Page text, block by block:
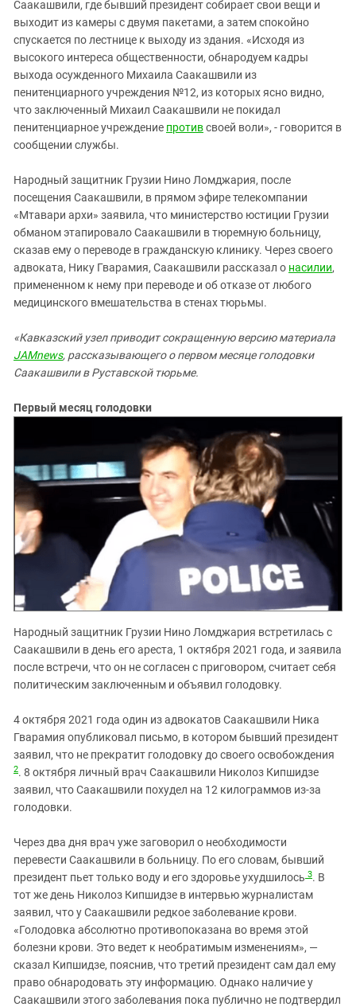
Саакашвили, где бывший президент собирает свои вещи и
выходит из камеры с двумя пакетами, а затем спокойно
спускается по лестнице к выходу из здания. «Исходя из
высокого интереса общественности, обнародуем кадры
выхода осужденного Михаила Саакашвили из
пенитенциарного учреждения №12, из которых ясно видно,
что заключенный Михаил Саакашвили не покидал
пенитенциарное учреждение противсвоей воли», - говорится в
сообщении службы.
Народный защитник Грузии Нино Ломджария, после
посещения Саакашвили, в прямом эфире телекомпании
«Мтавари архи» заявила, что министерство юстиции Грузии
обманом этапировало Саакашвили в тюремную больницу,
сказав ему о переводе в гражданскую клинику. Через своего
адвоката, Нику Гварамия, Саакашвили рассказал о насилии,
примененном к нему при переводе и об отказе от любого
медицинского вмешательства в стенах тюрьмы.
«Кавказский узел приводит сокращенную версию материала
JAMnews, рассказывающего о первом месяце голодовки
Саакашвили в Руставской тюрьме.
Первый месяц голодовки
Народный защитник Грузии Нино Ломджария встретилась с
Саакашвили в день его ареста, 1 октября 2021 года, и заявила
после встречи, что он не согласен с приговором, считает себя
политическим заключенным и объявил голодовку.
4 октября 2021 года один из адвокатов Саакашвили Ника
Гварамия опубликовал письмо, в котором бывший президент
заявил, что не прекратит голодовку до своего освобождения
2. 8 октября личный врач Саакашвили Николоз Кипшидзе
заявил, что Саакашвили похудел на 12 килограммов из-за
голодовки.
Через два дня врач уже заговорил о необходимости
перевести Саакашвили в больницу. По его словам, бывший
президент пьет только воду и его здоровье ухудшилось 3. В
тот же день Николоз Кипшидзе в интервью журналистам
заявил, что у Саакашвили редкое заболевание крови.
«Голодовка абсолютно противопоказана во время этой
болезни крови. Это ведет к необратимым изменениям», —
сказал Кипшидзе, пояснив, что третий президент сам дал ему
право обнародовать эту информацию. Однако наличие у
Саакашвили этого заболевания пока публично не подтвердил